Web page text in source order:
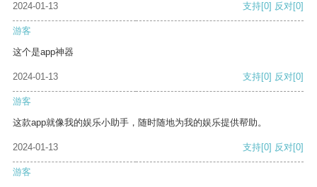
2024-01-13 支持[0] 反对[0]
游客
这个是app神器
2024-01-13 支持[0] 反对[0]
游客
这款app就像我的娱乐小助手，随时随地为我的娱乐提供帮助。
2024-01-13 支持[0] 反对[0]
游客